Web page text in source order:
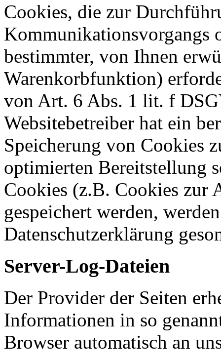
Cookies, die zur
Kommunikationsvorgangs
bestimmter, von Ihnen
Warenkorbfunktion)
von Art. 6 Abs. 1 lit. f
Websitebetreiber hat ein
Speicherung von Cookies
optimierten Bereitstellung
Cookies (z.B. Cookies zur
gespeichert werden,
Datenschutzerklärung
Server-Log-Dateien
Der Provider der Seiten
Informationen in so
Browser automatisch an